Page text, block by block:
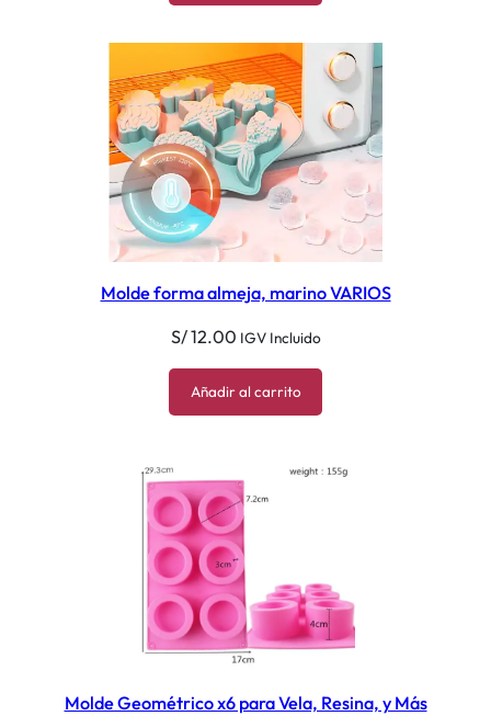
Molde forma almeja, marino VARIOS
S/12.00 IGV Incluido
Añadir al carrito
Molde Geométrico x6 para Vela, Resina, y Más